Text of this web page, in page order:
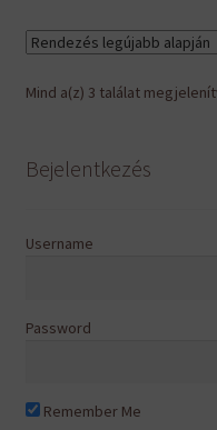
Mind a(z) 3 találat
Bejelentkezés
Username
Password
Remember Me